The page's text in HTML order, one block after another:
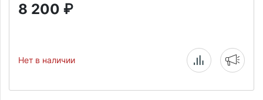
8 200 ₽
Нет в наличии